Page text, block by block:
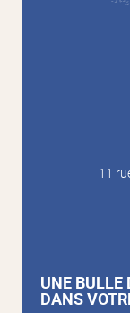
11
UNE BULLE
DANS